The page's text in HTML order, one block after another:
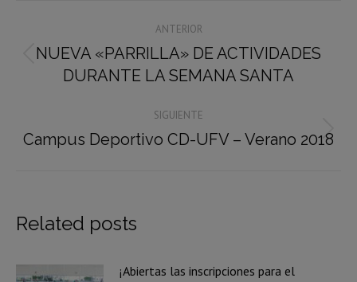
entre
publicaciones
ANTERIOR
Publicación
anterior:
NUEVA «PARRILLA» DE ACTIVIDADES
DURANTE LA SEMANA SANTA
SIGUIENTE
Publicación
Campus Deportivo CD-UFV – Verano 2018
Related posts
¡Abiertas las inscripciones para el